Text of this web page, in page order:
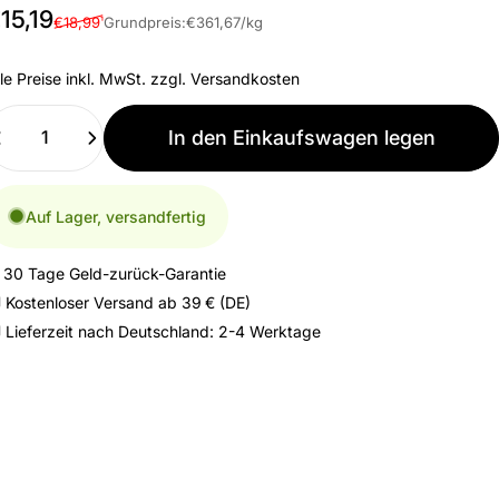
Preis
€18,99¹Grundpreis
Grundpreis:€361,67/kg
Preise inkl. MwSt. zzgl.Versandkosten
In den Einkaufswagen legen
Auf Lager, versandfertig
Tage Geld-zurück-Garantie
Kostenloser Versand ab 39 € (DE)
Lieferzeit nach Deutschland: 2-4 Werktage